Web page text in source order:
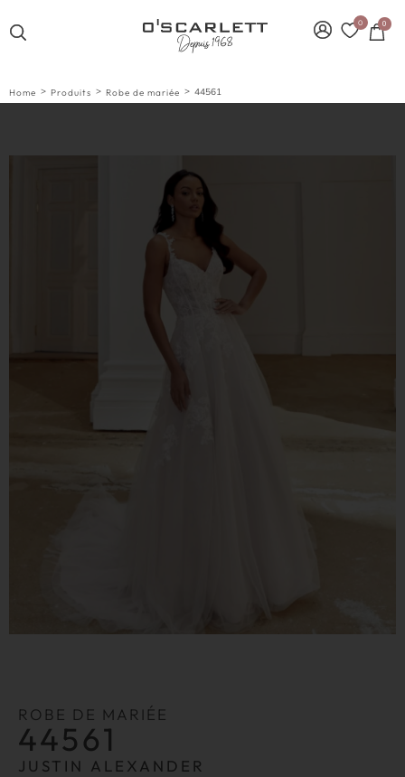
0 0
Home > Produits > Robe de mariée > 44561
ROBE DE MARIÉE
44561
JUSTIN ALEXANDER